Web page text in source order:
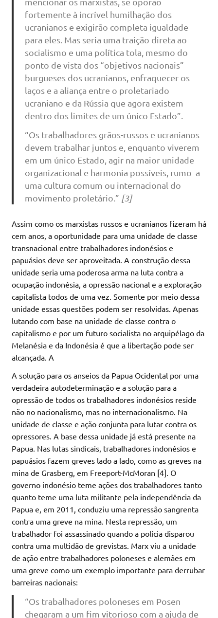
fortemente à incrível humilhação dos
ucranianos e exigirão completa igualdade
para eles. Mas seria uma traição direta ao
socialismo e uma política tola, mesmo do
ponto de vista dos “objetivos nacionais”
burgueses dos ucranianos, enfraquecer os
laços e a aliança entre o proletariado
ucraniano e da Rússia que agora existem
dentro dos limites de um único Estado”.
“Os trabalhadores grãos-russos e ucranianos
devem trabalhar juntos e, enquanto viverem
em um único Estado, agir na maior unidade
organizacional e harmonia possíveis, rumo a
uma cultura comum ou internacional do
movimento proletário.” [3]
Assim como os marxistas russos e ucranianos fizeram há
cem anos, a oportunidade para uma unidade de classe
transnacional entre trabalhadores indonésios e
papuásios deve ser aproveitada. A construção dessa
unidade seria uma poderosa arma na luta contra a
ocupação indonésia, a opressão nacional e a exploração
capitalista todos de uma vez. Somente por meio dessa
unidade essas questões podem ser resolvidas. Apenas
lutando com base na unidade de classe contra o
capitalismo e por um futuro socialista no arquipélago da
Melanésia e da Indonésia é que a libertação pode ser
alcançada. A
A solução para os anseios da Papua Ocidental por uma
verdadeira autodeterminação e a solução para a
opressão de todos os trabalhadores indonésios reside
não no nacionalismo, mas no internacionalismo. Na
unidade de classe e ação conjunta para lutar contra os
opressores. A base dessa unidade já está presente na
Papua. Nas lutas sindicais, trabalhadores indonésios e
papuásios fazem greves lado a lado, como as greves na
mina de Grasberg, em Freeport-McMoran [4]. O
governo indonésio teme ações dos trabalhadores tanto
quanto teme uma luta militante pela independência da
Papua e, em 2011, conduziu uma repressão sangrenta
contra uma greve na mina. Nesta repressão, um
trabalhador foi assassinado quando a polícia disparou
contra uma multidão de grevistas. Marx viu a unidade
de ação entre trabalhadores poloneses e alemães em
uma greve como um exemplo importante para derrubar
barreiras nacionais:
“Os trabalhadores poloneses em Posen
chegaram a um fim vitorioso com a ajuda de